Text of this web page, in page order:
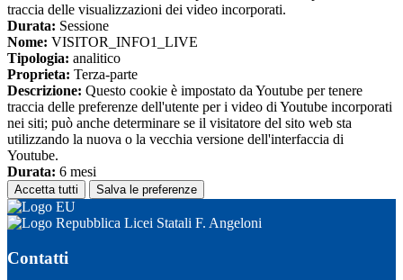
traccia delle visualizzazioni dei video incorporati.
Durata: Sessione
Nome: VISITOR_INFO1_LIVE
Tipologia: analitico
Proprieta: Terza-parte
Descrizione: Questo cookie è impostato da Youtube per tenere
traccia delle preferenze dell'utente per i video di Youtube incorporati
nei siti; può anche determinare se il visitatore del sito web sta
utilizzando la nuova o la vecchia versione dell'interfaccia di
Youtube.
Durata: 6 mesi
Accetta tutti Salva le preferenze
Licei Statali F. Angeloni
Contatti